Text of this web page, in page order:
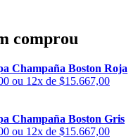
comprou
Champaña Boston Roja
ou 12x de $15.667,00
Champaña Boston Gris
ou 12x de $15.667,00